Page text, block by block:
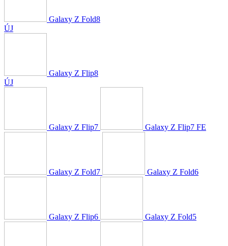
Galaxy Z Fold8
ÚJ
Galaxy Z Flip8
ÚJ
Galaxy Z Flip7 Galaxy Z Flip7 FE
Galaxy Z Fold7 Galaxy Z Fold6
Galaxy Z Flip6 Galaxy Z Fold5